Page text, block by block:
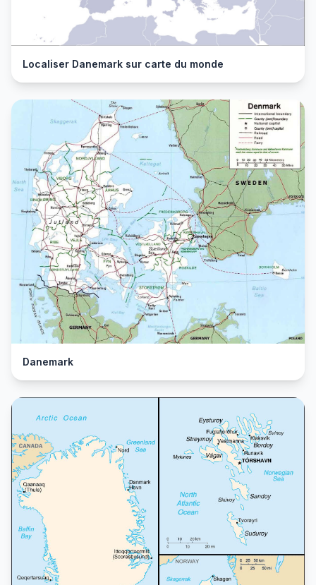
Localiser Danemark sur carte du monde
Danemark